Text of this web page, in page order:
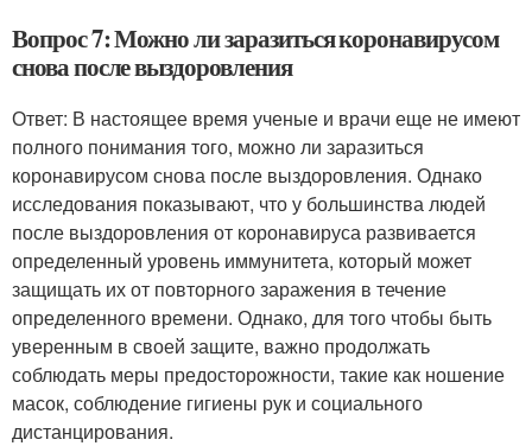
Вопрос 7: Можно ли заразиться коронавирусом
снова после выздоровления
Ответ: В настоящее время ученые и врачи еще не имеют
полного понимания того, можно ли заразиться
коронавирусом снова после выздоровления. Однако
исследования показывают, что у большинства людей
после выздоровления от коронавируса развивается
определенный уровень иммунитета, который может
защищать их от повторного заражения в течение
определенного времени. Однако, для того чтобы быть
уверенным в своей защите, важно продолжать
соблюдать меры предосторожности, такие как ношение
масок, соблюдение гигиены рук и социального
дистанцирования.